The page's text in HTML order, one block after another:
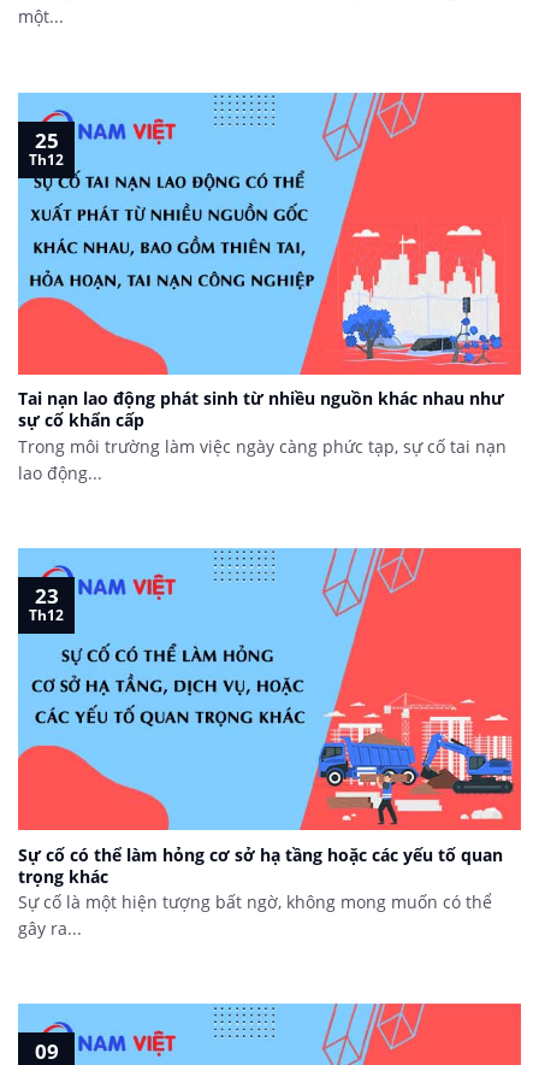
một...
Tai nạn lao động phát sinh từ nhiều nguồn khác nhau như
sự cố khẩn cấp
Trong môi trường làm việc ngày càng phức tạp, sự cố tai nạn
lao động...
25
Th12
Sự cố có thể làm hỏng cơ sở hạ tầng hoặc các yếu tố quan
trọng khác
Sự cố là một hiện tượng bất ngờ, không mong muốn có thể
gây ra...
23
Th12
09